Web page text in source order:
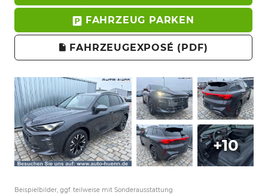
FAHRZEUG PARKEN
FAHRZEUGEXPOSÉ (PDF)
+10
Beispielbilder, ggf. teilweise mit Sonderausstattung